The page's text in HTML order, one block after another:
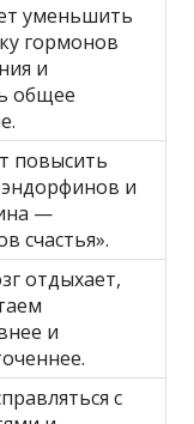
уменьшить
гормонов
и
общее
повысить
и
—
счастья».
отдыхает,
и
с